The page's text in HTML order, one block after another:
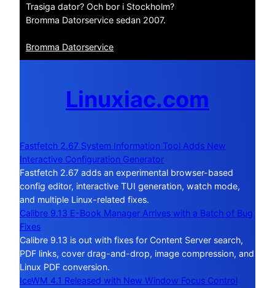
Trasiga dator? Och bor i Stockholm?
Bromma Datorservice sedan 2007.
Bromma Datorservice
Linuxiac.com
Fastfetch 2.67 System Information Tool Adds New
Interactive Configuration Generator
Fastfetch 2.67 adds an experimental browser-based
config editor, interactive TUI generation, watch mode,
and multiple Linux-related fixes.
Calibre 9.13 E-Book Manager Arrives with a Batch of Bug
Fixes
Calibre 9.13 is out with fixes for Content Server search,
PDF links, cover drag-and-drop, image compression, and
Linux PDF conversion.
IceWM 4.1 Released with New Window Focus Control